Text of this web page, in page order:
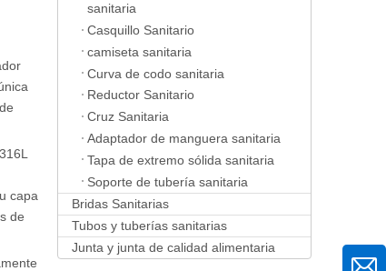
capa
de
sanitaria
Casquillo Sanitario
camiseta sanitaria
Curva de codo sanitaria
Reductor Sanitario
Cruz Sanitaria
Adaptador de manguera sanitaria
Tapa de extremo sólida sanitaria
Soporte de tubería sanitaria
Bridas Sanitarias
Tubos y tuberías sanitarias
Junta y junta de calidad alimentaria